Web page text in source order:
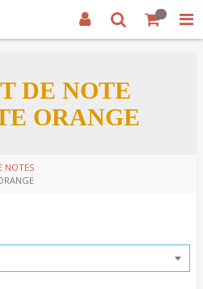
0
DE NOTE
ORANGE
NOTES